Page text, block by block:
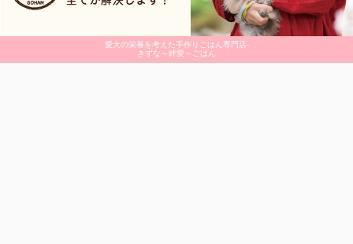
愛犬の栄養を考えた手作りごはん専門店-
きずな～絆愛～ごはん